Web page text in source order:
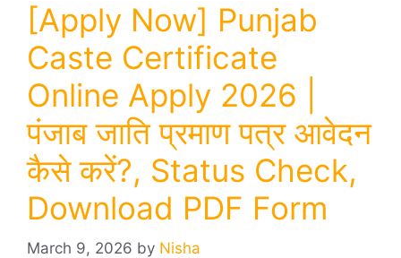
[Apply Now] Punjab
Caste Certificate
Online Apply 2026 |
पंजाब जाति प्रमाण पत्र आवेदन
कैसे करें?, Status Check,
Download PDF Form
March 9, 2026 by Nisha